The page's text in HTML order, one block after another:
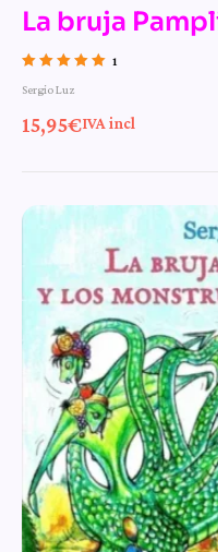
La bruja
los Dragones
5.00
1
Sergio Luz
15,95€IVA incl